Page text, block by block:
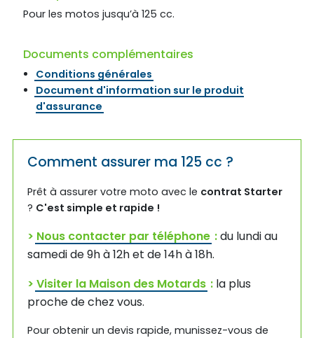
Pour les motos jusqu’à 125 cc.
Documents complémentaires
Conditions générales
Document d'information sur le produit
d'assurance
Comment assurer ma 125 cc ?
Prêt à assurer votre moto avec le contrat Starter
? C'est simple et rapide !
> Nous contacter par téléphone :du lundi au
samedi de 9h à 12h et de 14h à 18h.
> Visiter la Maison des Motards : la plus
proche de chez vous.
Pour obtenir un devis rapide, munissez-vous de